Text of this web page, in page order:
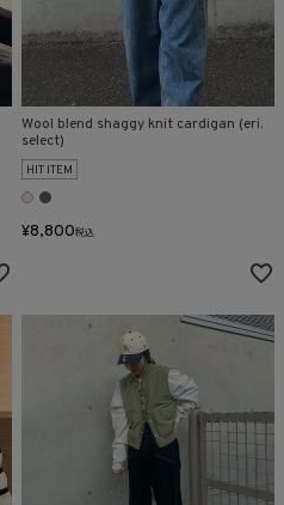
Wool blend shaggy knit cardigan (eri.
select)
HIT ITEM
¥8,800税込